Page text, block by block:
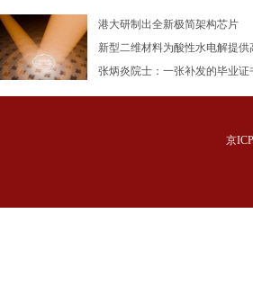
港大研制出全新极简架构芯片
新型二维材料为酸性水电解提供
张炳炎院士：一张补发的毕业证
京